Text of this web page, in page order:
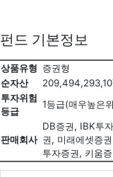
펀드 기본정보
상품유형 증권형
순자산
투자위험
등급
1등급(매우높은
판매회사
DB증권, IBK투
권, 미래에셋증
투자증권, 키움